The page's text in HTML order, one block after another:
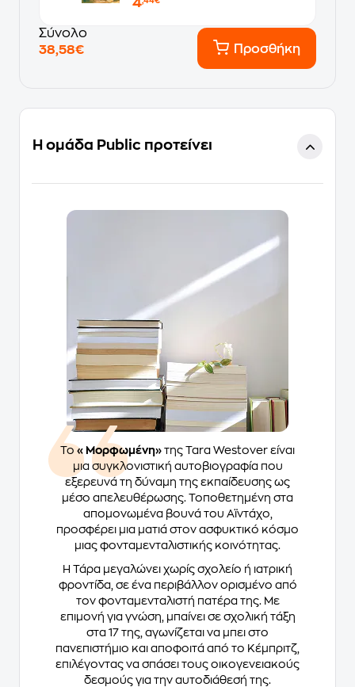
Σύνολο
38,58€
Προσθήκη
Η ομάδα Public προτείνει
Το «Μορφωμένη» της Tara Westover είναι
μια συγκλονιστική αυτοβιογραφία που
εξερευνά τη δύναμη της εκπαίδευσης ως
μέσο απελευθέρωσης. Τοποθετημένη στα
απομονωμένα βουνά του Αϊντάχο,
προσφέρει μια ματιά στον ασφυκτικό κόσμο
μιας φονταμενταλιστικής κοινότητας.
Η Τάρα μεγαλώνει χωρίς σχολείο ή ιατρική
φροντίδα, σε ένα περιβάλλον ορισμένο από
τον φονταμενταλιστή πατέρα της. Με
επιμονή για γνώση, μπαίνει σε σχολική τάξη
στα 17 της, αγωνίζεται να μπει στο
πανεπιστήμιο και αποφοιτά από το Κέμπριτζ,
επιλέγοντας να σπάσει τους οικογενειακούς
δεσμούς για την αυτοδιάθεσή της.